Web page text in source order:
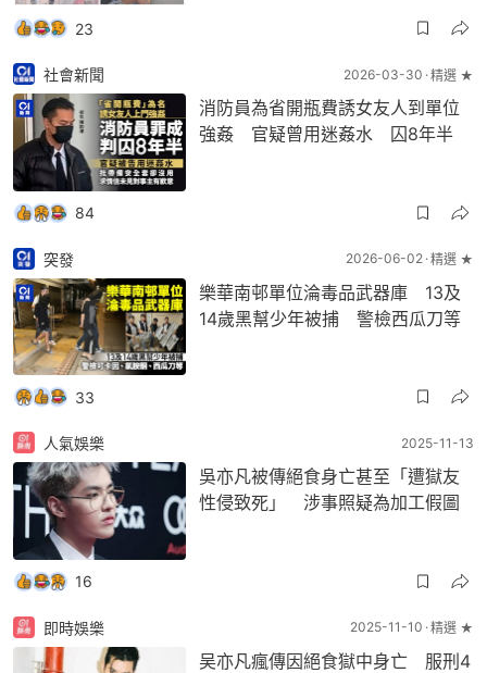
23
社會新聞 2026-03-30 精選 ★
消防員為省開瓶費誘女友人到單位
強姦 官疑曾用迷姦水 囚8年半
84
突發 2026-06-02 精選 ★
樂華南邨單位淪毒品武器庫 13及
14歲黑幫少年被捕 警檢西瓜刀等
33
人氣娛樂 2025-11-13
吳亦凡被傳絕食身亡甚至「遭獄友
性侵致死」 涉事照疑為加工假圖
16
即時娛樂 2025-11-10 精選 ★
吴亦凡瘋傳因絕食獄中身亡 服刑4